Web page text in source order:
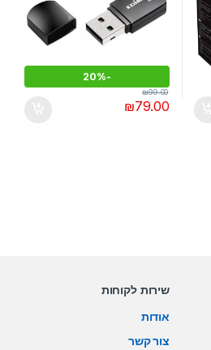
-
20%
₪79.00
₪99.00
שירות לקוחות
אודות
צור קשר